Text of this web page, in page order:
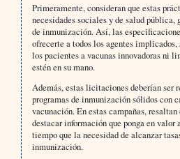
Primeramente, consideran que estas
necesidades sociales y de salud pública,
de inmunización. Así, las
ofrecerte a todos los agentes
los pacientes a vacunas innovadoras ni
estén en su mano.
Además, estas licitaciones deberían ser
programas de inmunización sólidos con
vacunación. En estas campañas,
destacar información que ponga en valor
tiempo que la necesidad de alcanzar
inmunización.